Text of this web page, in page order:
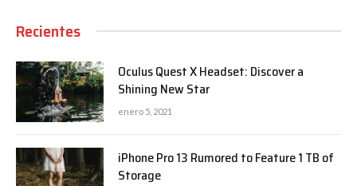
Recientes
Oculus Quest X Headset: Discover a
Shining New Star
enero 5, 2021
iPhone Pro 13 Rumored to Feature 1 TB of
Storage